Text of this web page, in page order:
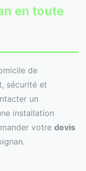
en toute
de
sécurité et
un
installation
votre devis